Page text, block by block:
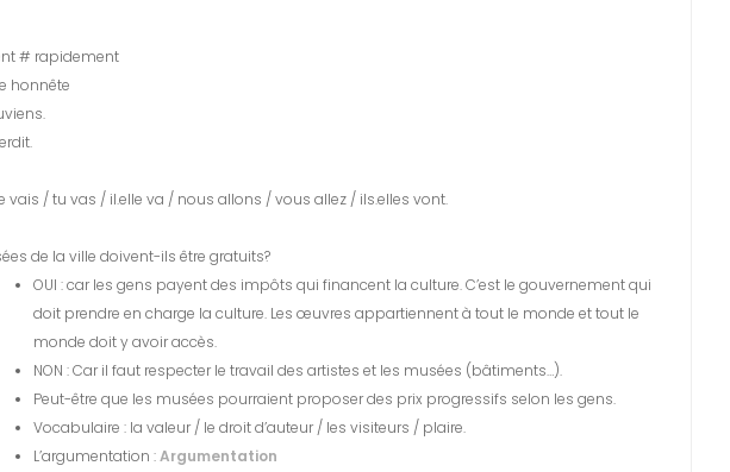
# rapidement
honnête
Je vais / tu vas / il.elle va / nous allons / vous allez / ils.elles vont.
de la ville doivent-ils être gratuits?
OUI : car les gens payent des impôts qui financent la culture. C’est le gouvernement qui
doit prendre en charge la culture. Les œuvres appartiennent à tout le monde et tout le
monde doit y avoir accès.
NON : Car il faut respecter le travail des artistes et les musées (bâtiments…).
Peut-être que les musées pourraient proposer des prix progressifs selon les gens.
Vocabulaire : la valeur / le droit d’auteur / les visiteurs / plaire.
L’argumentation :Argumentation